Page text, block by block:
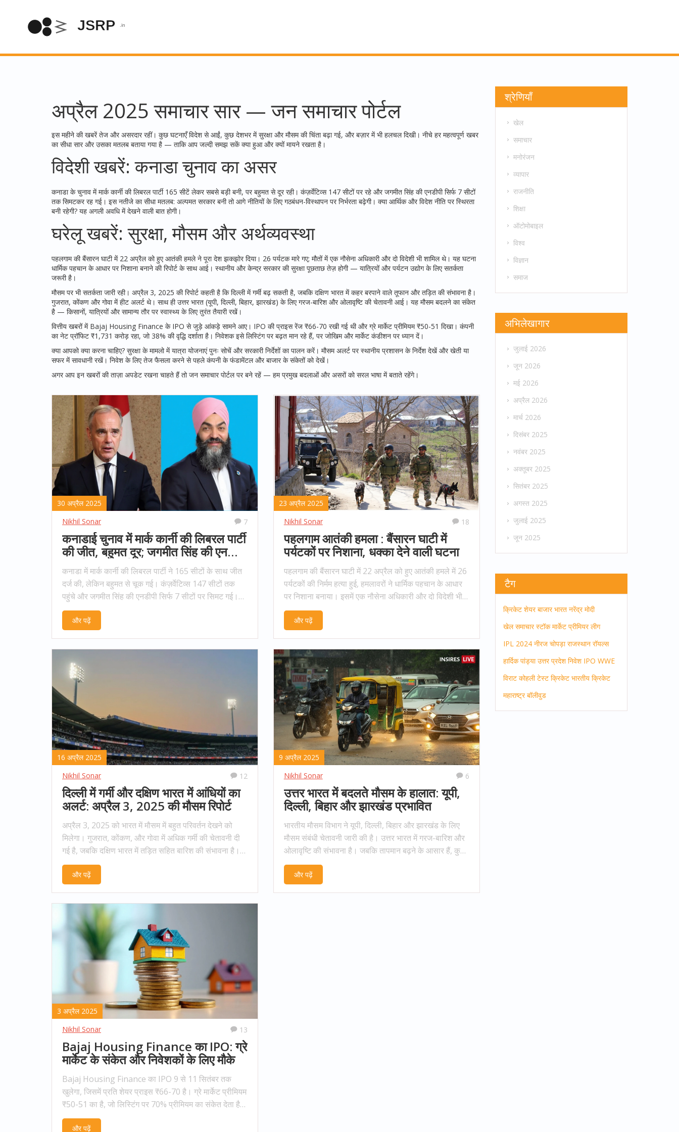
अप्रैल 2025 समाचार सार — जन समाचार पोर्टल
इस महीने की खबरें तेज और असरदार रहीं। कुछ घटनाएँ विदेश से आईं, कुछ देशभर में सुरक्षा और मौसम की चिंता बढ़ा गई, और बज़ार में भी हलचल दिखी। नीचे हर महत्वपूर्ण खबर
का सीधा सार और उसका मतलब बताया गया है — ताकि आप जल्दी समझ सकें क्या हुआ और क्यों मायने रखता है।
विदेशी खबरें: कनाडा चुनाव का असर
कनाडा के चुनाव में मार्क कार्नी की लिबरल पार्टी 165 सीटें लेकर सबसे बड़ी बनी, पर बहुमत से दूर रही। कंज़र्वेटिव्स 147 सीटों पर रहे और जगमीत सिंह की एनडीपी सिर्फ 7 सीटों
तक सिमटकर रह गई। इस नतीजे का सीधा मतलब: अल्पमत सरकार बनी तो आगे नीतियों के लिए गठबंधन-विस्थापन पर निर्भरता बढ़ेगी। क्या आर्थिक और विदेश नीति पर स्थिरता
बनी रहेगी? यह अगली अवधि में देखने वाली बात होगी।
घरेलू खबरें: सुरक्षा, मौसम और अर्थव्यवस्था
पहलगाम की बैंसारन घाटी में 22 अप्रैल को हुए आतंकी हमले ने पूरा देश झकझोर दिया। 26 पर्यटक मारे गए; मौतों में एक नौसेना अधिकारी और दो विदेशी भी शामिल थे। यह घटना
धार्मिक पहचान के आधार पर निशाना बनाने की रिपोर्ट के साथ आई। स्थानीय और केन्द्र सरकार की सुरक्षा पूछताछ तेज़ होगी — यात्रियों और पर्यटन उद्योग के लिए सतर्कता
जरूरी है।
मौसम पर भी सतर्कता जारी रही। अप्रैल 3, 2025 की रिपोर्ट कहती है कि दिल्ली में गर्मी बढ़ सकती है, जबकि दक्षिण भारत में कहर बरपाने वाले तूफान और तड़ित की संभावना है।
गुजरात, कोंकण और गोवा में हीट अलर्ट थे। साथ ही उत्तर भारत (यूपी, दिल्ली, बिहार, झारखंड) के लिए गरज-बारिश और ओलावृष्टि की चेतावनी आई। यह मौसम बदलने का संकेत
है — किसानों, यात्रियों और सामान्य तौर पर स्वास्थ्य के लिए तुरंत तैयारी रखें।
वित्तीय खबरों में Bajaj Housing Finance के IPO से जुड़े आंकड़े सामने आए। IPO की प्राइस रेंज ₹66-70 रखी गई थी और ग्रे मार्केट प्रीमियम ₹50-51 दिखा। कंपनी
का नेट प्रॉफिट ₹1,731 करोड़ रहा, जो 38% की वृद्धि दर्शाता है। निवेशक इसे लिस्टिंग पर बढ़त मान रहे हैं, पर जोखिम और मार्केट कंडीशन पर ध्यान दें।
क्या आपको क्या करना चाहिए? सुरक्षा के मामलो में यात्रा योजनाएं पुनः सोचें और सरकारी निर्देशों का पालन करें। मौसम अलर्ट पर स्थानीय प्रशासन के निर्देश देखें और खेती या
सफर में सावधानी रखें। निवेश के लिए तेज फैसला करने से पहले कंपनी के फंडामेंटल और बाजार के संकेतों को देखें।
अगर आप इन खबरों की ताज़ा अपडेट रखना चाहते हैं तो जन समाचार पोर्टल पर बने रहें — हम प्रमुख बदलाओं और असरों को सरल भाषा में बताते रहेंगे।
30 अप्रैल 2025
Nikhil Sonar
7
कनाडाई चुनाव में मार्क कार्नी की लिबरल पार्टी
की जीत, बहुमत दूर; जगमीत सिंह की एनडीपी
बनी फैसला करने वाली पार्टी
कनाडा में मार्क कार्नी की लिबरल पार्टी ने 165 सीटों के साथ जीत
दर्ज की, लेकिन बहुमत से चूक गई। कंज़र्वेटिव्स 147 सीटों तक
पहुंचे और जगमीत सिंह की एनडीपी सिर्फ 7 सीटों पर सिमट गई।
अल्पमत में होने के कारण कार्नी को एनडीपी के समर्थन की ज़रूरत
होगी। चुनाव अमेरिकी तनाव और आंतरिक राजनीतिक उथल-पुथल
और पढ़ें
23 अप्रैल 2025
Nikhil Sonar
18
पहलगाम आतंकी हमला : बैंसारन घाटी में
पर्यटकों पर निशाना, धक्का देने वाली घटना
पहलगाम की बैंसारन घाटी में 22 अप्रैल को हुए आतंकी हमले में 26
पर्यटकों की निर्मम हत्या हुई, हमलावरों ने धार्मिक पहचान के आधार
पर निशाना बनाया। इसमें एक नौसेना अधिकारी और दो विदेशी भी
मारे गए। घटना के बाद पूरे देश में रोष और शोक की लहर है।
और पढ़ें
16 अप्रैल 2025
Nikhil Sonar
12
दिल्ली में गर्मी और दक्षिण भारत में आंधियों का
अलर्ट: अप्रैल 3, 2025 की मौसम रिपोर्ट
अप्रैल 3, 2025 को भारत में मौसम में बहुत परिवर्तन देखने को
मिलेगा। गुजरात, कोंकण, और गोवा में अधिक गर्मी की चेतावनी दी
गई है, जबकि दक्षिण भारत में तड़ित सहित बारिश की संभावना है।
कुछ क्षेत्रों में ओलावृष्टि होने का खतरा हो सकता है। समूचे भारत में
तापमान 2-3°C तक बढ़ सकता है।
और पढ़ें
9 अप्रैल 2025
Nikhil Sonar
6
उत्तर भारत में बदलते मौसम के हालात: यूपी,
दिल्ली, बिहार और झारखंड प्रभावित
भारतीय मौसम विभाग ने यूपी, दिल्ली, बिहार और झारखंड के लिए
मौसम संबंधी चेतावनी जारी की है। उत्तर भारत में गरज-बारिश और
ओलावृष्टि की संभावना है। जबकि तापमान बढ़ने के आसार हैं, कुछ
हिस्सों में हीटवेव का भी खतरा है। पूर्वी राज्यों में हल्की से मध्यम
बारिश की संभावना जताई गई है।
और पढ़ें
3 अप्रैल 2025
Nikhil Sonar
13
Bajaj Housing Finance का IPO: ग्रे
मार्केट के संकेत और निवेशकों के लिए मौके
Bajaj Housing Finance का IPO 9 से 11 सितंबर तक
खुलेगा, जिसमें प्रति शेयर प्राइस ₹66-70 है। ग्रे मार्केट प्रीमियम
₹50-51 का है, जो लिस्टिंग पर 70% प्रीमियम का संकेत देता है।
कंपनी का नेट प्रॉफिट ₹1,731 करोड़ दर्ज किया गया, जो 38%
की वृद्धि है। निवेशकों के लिए विभिन्न श्रेणियों में सब्सक्रिप्शन की
और पढ़ें
श्रेणियाँ
खेल
समाचार
मनोरंजन
व्यापार
राजनीति
शिक्षा
ऑटोमोबाइल
विश्व
विज्ञान
समाज
अभिलेखागार
जुलाई 2026
जून 2026
मई 2026
अप्रैल 2026
मार्च 2026
दिसंबर 2025
नवंबर 2025
अक्तूबर 2025
सितंबर 2025
अगस्त 2025
जुलाई 2025
जून 2025
टैग
क्रिकेट शेयर बाजार भारत नरेंद्र मोदी
खेल समाचार स्टॉक मार्केट प्रीमियर लीग
IPL 2024 नीरज चोपड़ा राजस्थान रॉयल्स
हार्दिक पांड्या उत्तर प्रदेश निवेश IPO WWE
विराट कोहली टेस्ट क्रिकेट भारतीय क्रिकेट
महाराष्ट्र बॉलीवुड